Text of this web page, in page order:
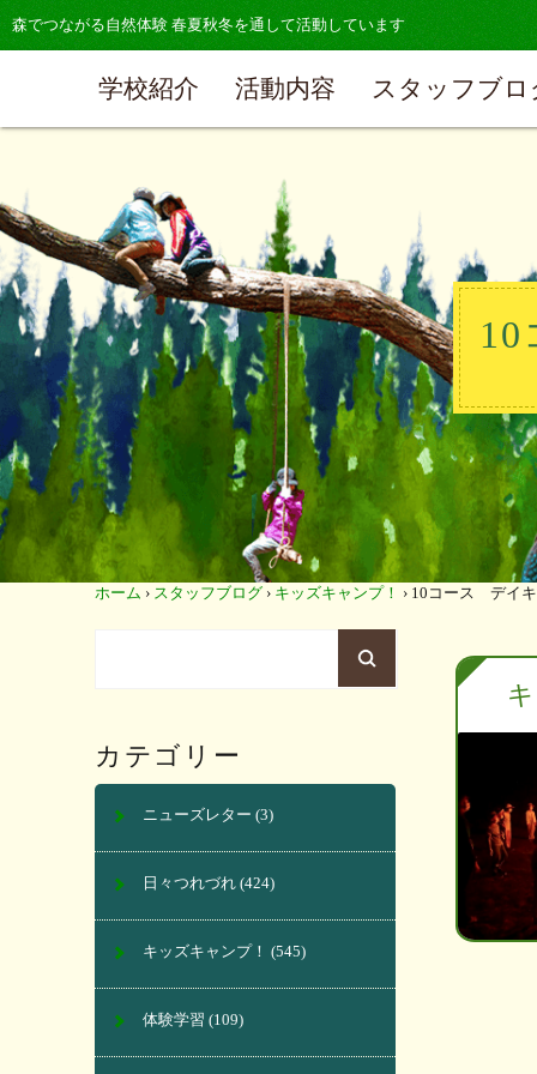
森でつながる自然体験 春夏秋冬を通して活動しています
学校紹介 活動内容 スタッフブロ
ホーム › スタッフブログ › キッズキャンプ！ › 10コース デイ
カテゴリー
ニューズレター (3)
日々つれづれ (424)
キッズキャンプ！ (545)
体験学習 (109)